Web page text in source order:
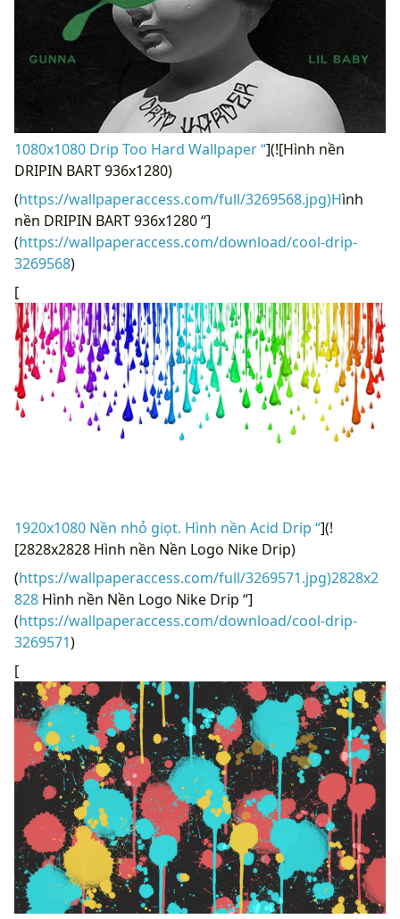
1080x1080 Drip Too Hard Wallpaper “](![Hình nền
DRIPIN BART 936x1280)
(https://wallpaperaccess.com/full/3269568.jpg)Hình
nền DRIPIN BART 936x1280 “]
(https://wallpaperaccess.com/download/cool-drip-
3269568)
[
1920x1080 Nền nhỏ giọt. Hình nền Acid Drip “](!
[2828x2828 Hình nền Nền Logo Nike Drip)
(https://wallpaperaccess.com/full/3269571.jpg)2828x2
828 Hình nền Nền Logo Nike Drip “]
(https://wallpaperaccess.com/download/cool-drip-
3269571)
[